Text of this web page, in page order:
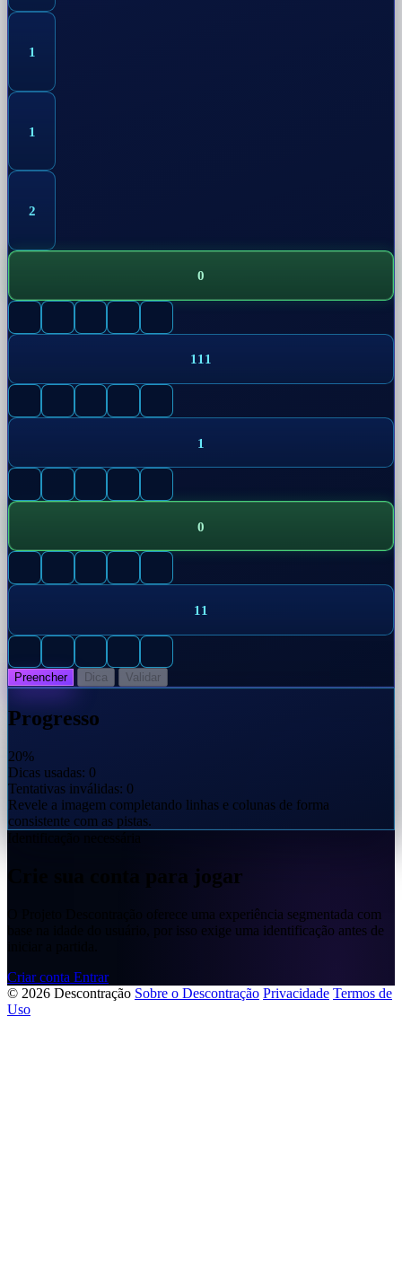
1
1
2
0
111
1
0
1 1
Preencher Dica Validar
Progresso
20%
Dicas usadas: 0
Tentativas inválidas: 0
Revele a imagem completando linhas e colunas de forma
consistente com as pistas.
Crie sua conta para jogar
O Projeto Descontração oferece uma experiência segmentada com
base na idade do usuário, por isso exige uma identificação antes de
Criar conta Entrar
© 2026 Descontração Sobre o Descontração Privacidade Termos de
Uso